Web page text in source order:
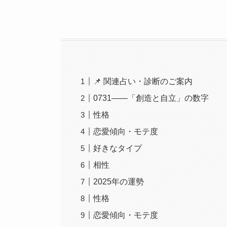
📌 関連占い・診断のご案内
0731――「創造と自立」の数字
性格
恋愛傾向・モテ度
好きなタイプ
相性
2025年の運勢
性格
恋愛傾向・モテ度